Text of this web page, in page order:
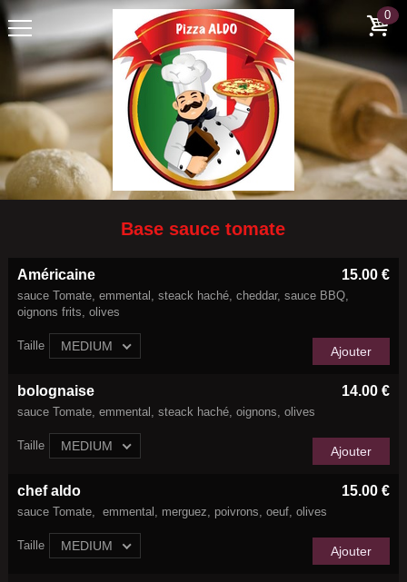
0
Base sauce tomate
15.00 €
Américaine
sauce Tomate, emmental, steack haché, cheddar, sauce BBQ,
oignons frits, olives
Taille MEDIUM Ajouter
14.00 €
bolognaise
sauce Tomate, emmental, steack haché, oignons, olives
Taille MEDIUM Ajouter
15.00 €
chef aldo
sauce Tomate, emmental, merguez, poivrons, oeuf, olives
Taille MEDIUM Ajouter